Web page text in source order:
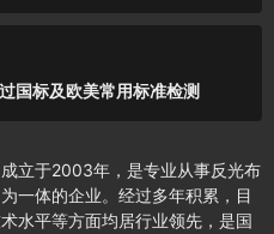
国标及欧美常用标准检测
立于2003年，是专业从事反光布
一体的企业。经过多年积累，目
水平等方面均居行业领先，是国